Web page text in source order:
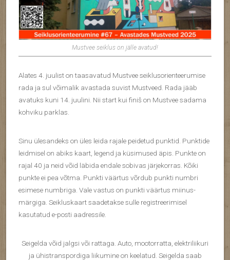
Mustvee seiklus on jälle avatud!
Alates 4. juulist on taasavatud Mustvee seiklusorienteerumise
rada ja sul võimalik avastada suvist Mustveed. Rada jääb
avatuks kuni 14. juulini. Nii start kui finiš on Mustvee sadama
kohviku parklas.
Sinu ülesandeks on üles leida rajale peidetud punktid. Punktide
leidmisel on abiks kaart, legend ja küsimused äpis. Punkte on
rajal 40 ja neid võid läbida endale sobivas järjekorras. Kõiki
punkte ei pea võtma. Punkti väärtus võrdub punkti numbri
esimese numbriga. Vale vastus on punkti väärtus miinus-
märgiga. Seikluskaart saadetakse sulle registreerimisel
kasutatud e-posti aadressile.
Seigelda võid jalgsi või rattaga. Auto, mootorratta, elektriliikuri
ja ühistranspordiga liikumine on keelatud. Seigelda saab